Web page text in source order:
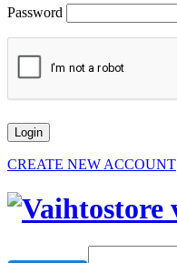
Password
CREATE NEW ACCOUNT